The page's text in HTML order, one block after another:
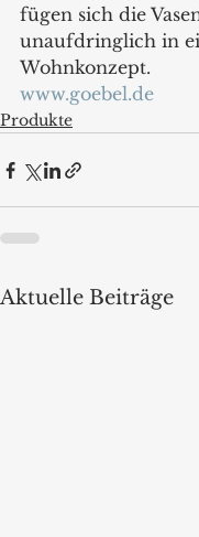
fügen sich die
unaufdringlich in
Wohnkonzept.
www.goebel.de
Produkte
Aktuelle Beiträge